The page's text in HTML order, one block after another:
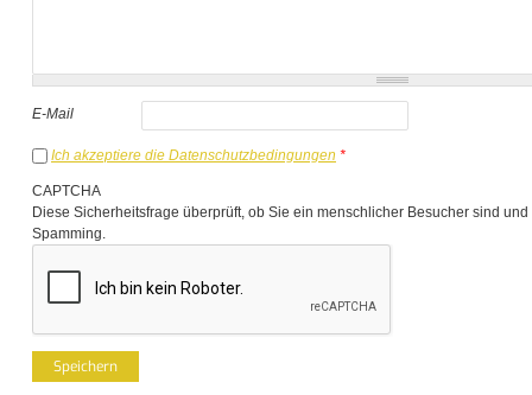
E-Mail
Ich akzeptiere die Datenschutzbedingungen *
CAPTCHA
Diese Sicherheitsfrage überprüft, ob Sie ein menschlicher Besucher sind
Spamming.